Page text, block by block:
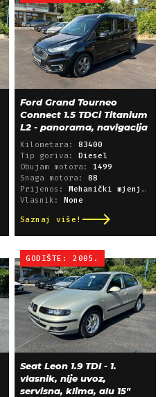
Ford Grand Tourneo
Connect 1.5 TDCi Titanium
L2 - panorama, navigacija
Kilometara: 83400
Tip goriva: Diesel
Obujam motora: 1499
Snaga motora: 88
Prijenos: Mehanički mjenjač
Vlasnik: None
Saznaj više!
GODIŠTE: 2005.
Seat Leon 1.9 TDI - 1.
vlasnik, nije uvoz,
servisna, klima, alu 15"